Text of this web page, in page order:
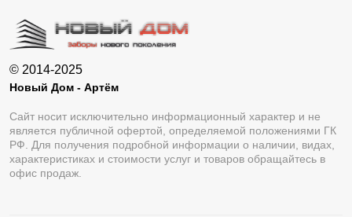
© 2014-2025
Новый Дом - Артём
Сайт носит исключительно информационный характер и не
является публичной офертой, определяемой положениями ГК
РФ. Для получения подробной информации о наличии, видах,
характеристиках и стоимости услуг и товаров обращайтесь в
офис продаж.